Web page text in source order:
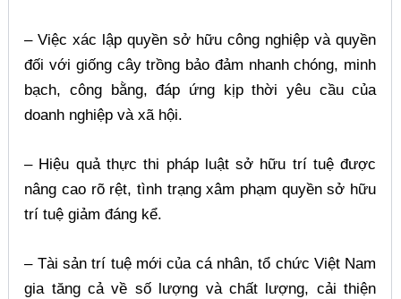
– Việc xác lập quyền sở hữu công nghiệp và quyền
đối với giống cây trồng bảo đảm nhanh chóng, minh
bạch, công bằng, đáp ứng kịp thời yêu cầu của
doanh nghiệp và xã hội.
– Hiệu quả thực thi pháp luật sở hữu trí tuệ được
nâng cao rõ rệt, tình trạng xâm phạm quyền sở hữu
trí tuệ giảm đáng kể.
– Tài sản trí tuệ mới của cá nhân, tổ chức Việt Nam
gia tăng cả về số lượng và chất lượng, cải thiện